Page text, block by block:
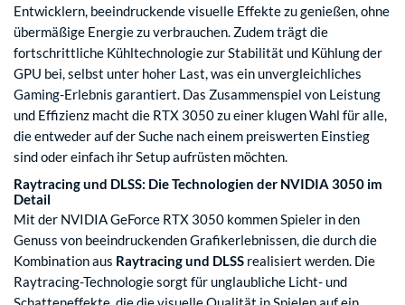
Entwicklern, beeindruckende visuelle Effekte zu genießen, ohne
übermäßige Energie zu verbrauchen. Zudem trägt die
fortschrittliche Kühltechnologie zur Stabilität und Kühlung der
GPU bei, selbst unter hoher Last, was ein unvergleichliches
Gaming-Erlebnis garantiert. Das Zusammenspiel von Leistung
und Effizienz macht die RTX 3050 zu einer klugen Wahl für alle,
die entweder auf der Suche nach einem preiswerten Einstieg
sind oder einfach ihr Setup aufrüsten möchten.
Raytracing und DLSS: Die Technologien der NVIDIA 3050 im
Detail
Mit der NVIDIA GeForce RTX 3050 kommen Spieler in den
Genuss von beeindruckenden Grafikerlebnissen, die durch die
Kombination aus Raytracing und DLSS realisiert werden. Die
Raytracing-Technologie sorgt für unglaubliche Licht- und